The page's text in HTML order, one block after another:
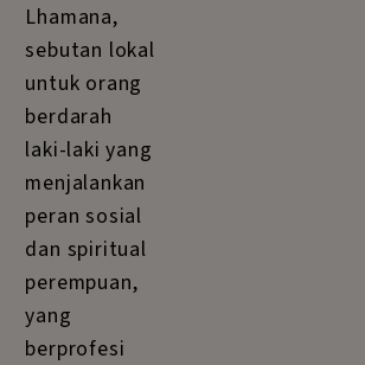
Lhamana,
sebutan lokal
untuk orang
berdarah
laki-laki yang
menjalankan
peran sosial
dan spiritual
perempuan,
yang
berprofesi